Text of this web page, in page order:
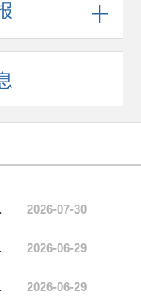
九） 2026-07-30
八） 2026-06-29
七） 2026-06-29